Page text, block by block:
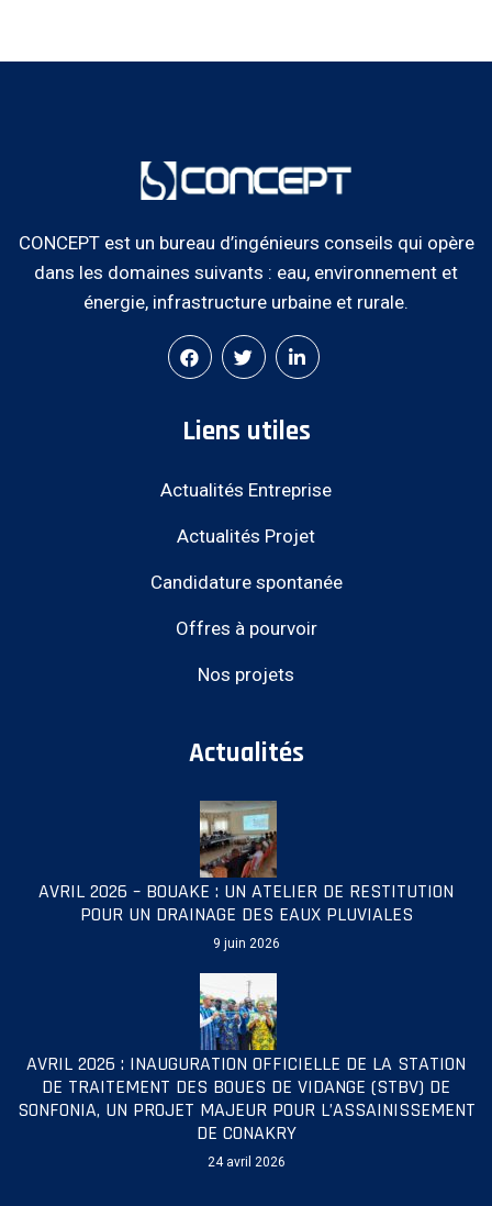
CONCEPT est un bureau d’ingénieurs conseils qui opère
dans les domaines suivants : eau, environnement et
énergie, infrastructure urbaine et rurale.
Liens utiles
Actualités Entreprise
Actualités Projet
Candidature spontanée
Offres à pourvoir
Nos projets
Actualités
AVRIL 2026 – BOUAKE : UN ATELIER DE RESTITUTION
POUR UN DRAINAGE DES EAUX PLUVIALES
9 juin 2026
AVRIL 2026 : INAUGURATION OFFICIELLE DE LA STATION
DE TRAITEMENT DES BOUES DE VIDANGE (STBV) DE
SONFONIA, UN PROJET MAJEUR POUR L’ASSAINISSEMENT
DE CONAKRY
24 avril 2026